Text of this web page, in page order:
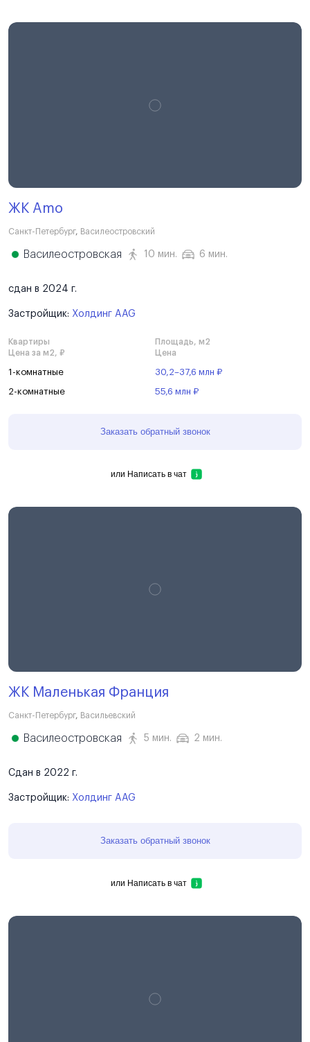
ЖК Amo
Санкт-Петербург, Василеостровский
Василеостровская 10 мин. 6 мин.
сдан в 2024 г.
Застройщик: Холдинг AAG
Квартиры
Площадь, м2
Цена за м2, ₽
Цена
1-комнатные 30,2–37,6 млн ₽
2-комнатные 55,6 млн ₽
Заказать обратный звонок
или Написать в чат
ЖК Маленькая Франция
Санкт-Петербург, Васильевский
Василеостровская 5 мин. 2 мин.
Сдан в 2022 г.
Застройщик: Холдинг AAG
Заказать обратный звонок
или Написать в чат